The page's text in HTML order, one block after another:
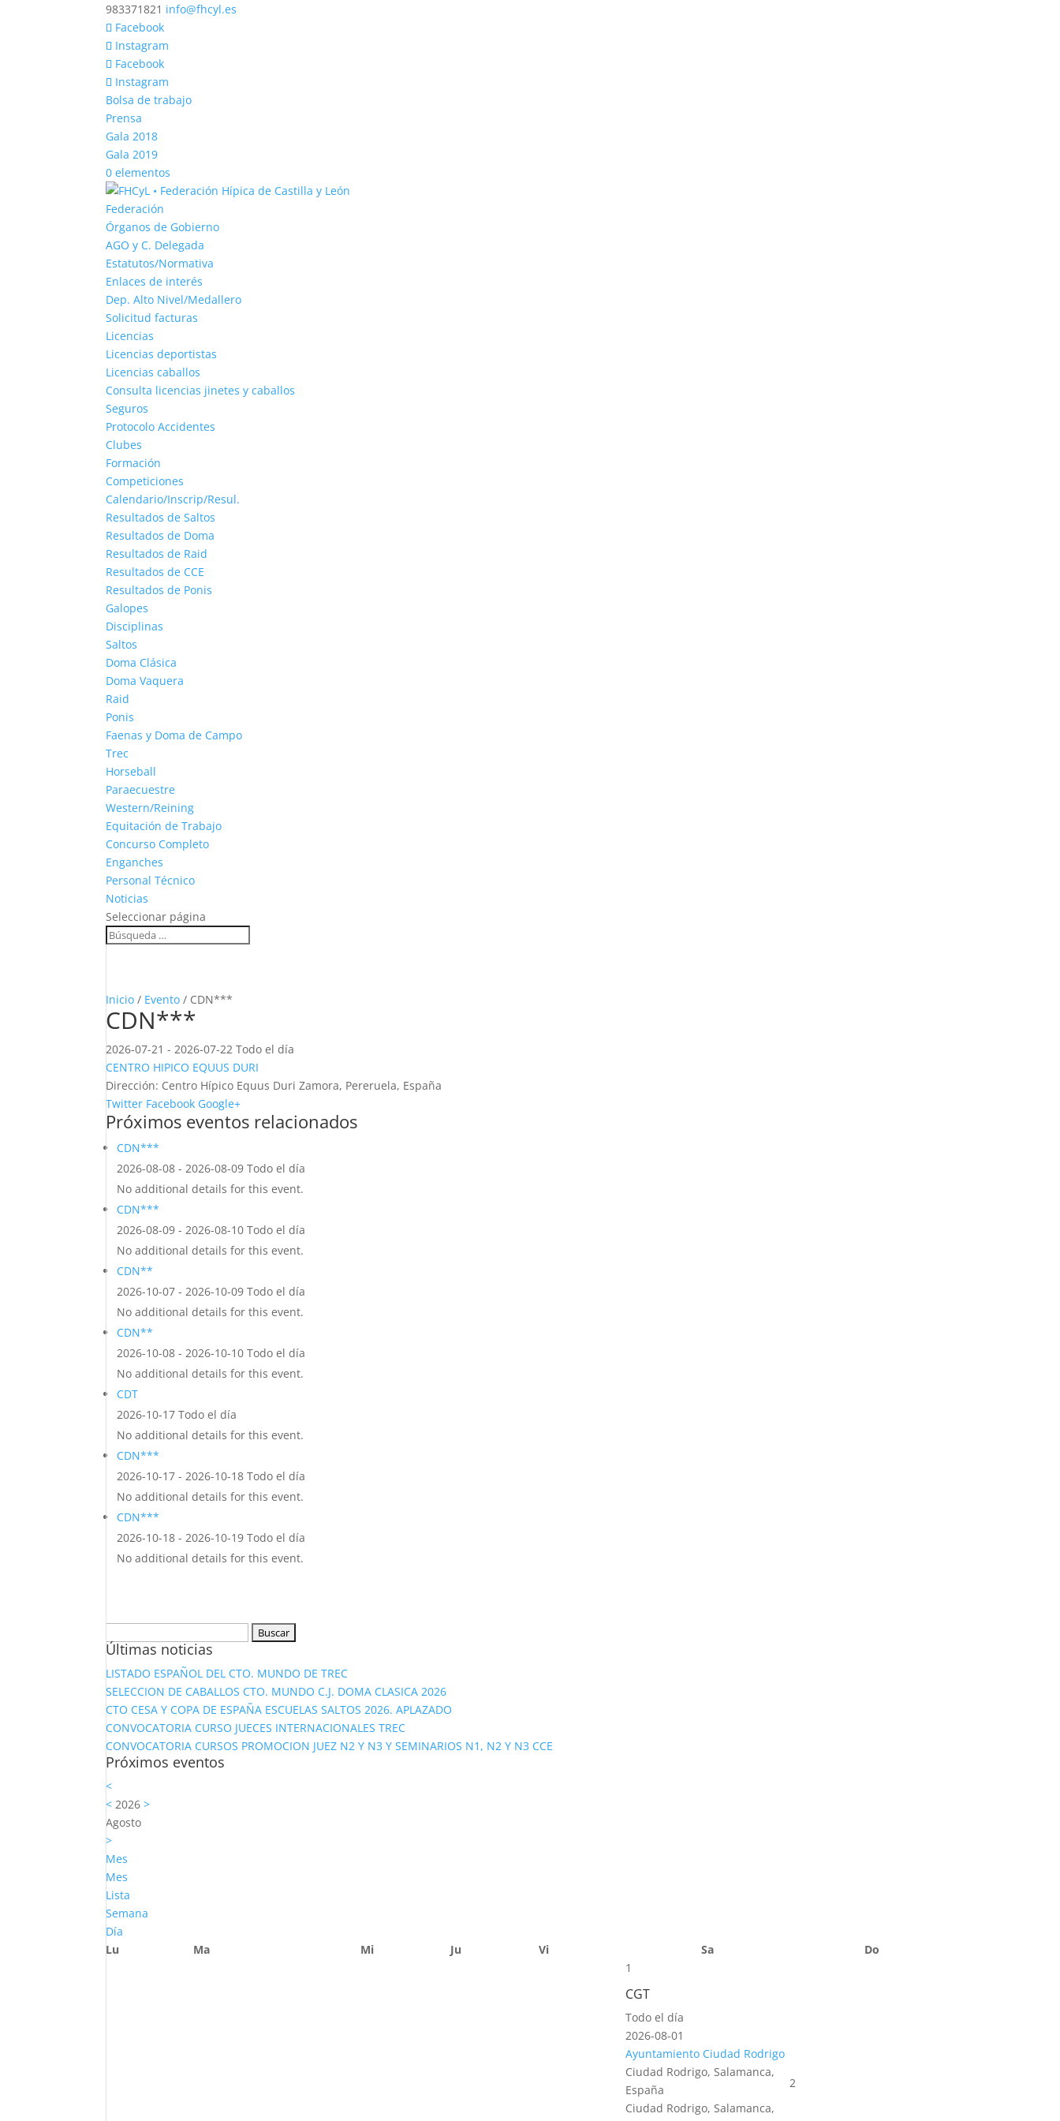
983371821 info@fhcyl.es
Facebook
Instagram
Facebook
Instagram
Bolsa de trabajo
Prensa
Gala 2018
Gala 2019
0 elementos
Federación
Órganos de Gobierno
AGO y C. Delegada
Estatutos/Normativa
Enlaces de interés
Dep. Alto Nivel/Medallero
Solicitud facturas
Licencias
Licencias deportistas
Licencias caballos
Consulta licencias jinetes y caballos
Seguros
Protocolo Accidentes
Clubes
Formación
Competiciones
Calendario/Inscrip/Resul.
Resultados de Saltos
Resultados de Doma
Resultados de Raid
Resultados de CCE
Resultados de Ponis
Galopes
Disciplinas
Saltos
Doma Clásica
Doma Vaquera
Raid
Ponis
Faenas y Doma de Campo
Trec
Horseball
Paraecuestre
Western/Reining
Equitación de Trabajo
Concurso Completo
Enganches
Personal Técnico
Noticias
Seleccionar página
Inicio / Evento / CDN***
CDN***
2026-07-21 - 2026-07-22 Todo el día
CENTRO HIPICO EQUUS DURI
Dirección: Centro Hípico Equus Duri Zamora, Pereruela, España
Twitter Facebook Google+
Próximos eventos relacionados
CDN***
2026-08-08 - 2026-08-09 Todo el día
No additional details for this event.
CDN***
2026-08-09 - 2026-08-10 Todo el día
No additional details for this event.
CDN**
2026-10-07 - 2026-10-09 Todo el día
No additional details for this event.
CDN**
2026-10-08 - 2026-10-10 Todo el día
No additional details for this event.
CDT
2026-10-17 Todo el día
No additional details for this event.
CDN***
2026-10-17 - 2026-10-18 Todo el día
No additional details for this event.
CDN***
2026-10-18 - 2026-10-19 Todo el día
No additional details for this event.
Últimas noticias
LISTADO ESPAÑOL DEL CTO. MUNDO DE TREC
SELECCION DE CABALLOS CTO. MUNDO C.J. DOMA CLASICA 2026
CTO CESA Y COPA DE ESPAÑA ESCUELAS SALTOS 2026. APLAZADO
CONVOCATORIA CURSO JUECES INTERNACIONALES TREC
CONVOCATORIA CURSOS PROMOCION JUEZ N2 Y N3 Y SEMINARIOS N1, N2 Y N3 CCE
Próximos eventos
<
< 2026>
Agosto
>
Mes
Mes
Lista
Semana
Día
Lu
Ma Mi Ju Vi Sa
Do
1
CGT
Todo el día
2026-08-01
Ayuntamiento Ciudad Rodrigo
Ciudad Rodrigo, Salamanca,
España
Ciudad Rodrigo, Salamanca,
2